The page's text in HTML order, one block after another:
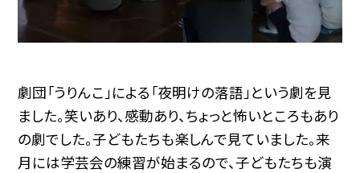
劇団「うりんこ」による「夜明けの落語」という劇を見
ました。笑いあり、感動あり、ちょっと怖いところもあり
の劇でした。子どもたちも楽しんで見ていました。来
月には学芸会の練習が始まるので、子どもたちも演